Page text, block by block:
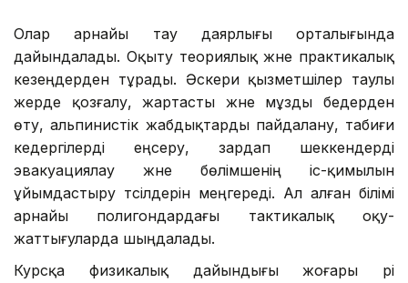
Олар арнайы тау даярлығы орталығында
дайындалады. Оқыту теориялық және практикалық
кезеңдерден тұрады. Әскери қызметшілер таулы
жерде қозғалу, жартасты және мұзды бедерден
өту, альпинистік жабдықтарды пайдалану, табиғи
кедергілерді еңсеру, зардап шеккендерді
эвакуациялау және бөлімшенің іс-қимылын
ұйымдастыру тәсілдерін меңгереді. Ал алған білімі
арнайы полигондардағы тактикалық оқу-
жаттығуларда шыңдалады.
Курсқа физикалық дайындығы жоғары әрі